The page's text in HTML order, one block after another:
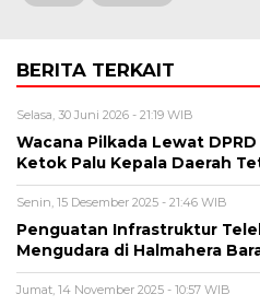
BERITA TERKAIT
Selasa, 30 Juni 2026 - 21:19 WIB
Wacana Pilkada Lewat
Ketok Palu Kepala Daerah
Senin, 15 Desember 2025 - 21:46 WIB
Penguatan Infrastruktur
Mengudara di Halmahera
Jumat, 14 November 2025 - 10:57 WIB